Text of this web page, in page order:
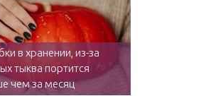
в хранении, из-за
тыква портится
чем за месяц